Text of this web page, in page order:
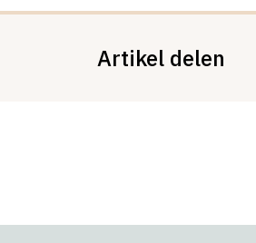
Artikel delen